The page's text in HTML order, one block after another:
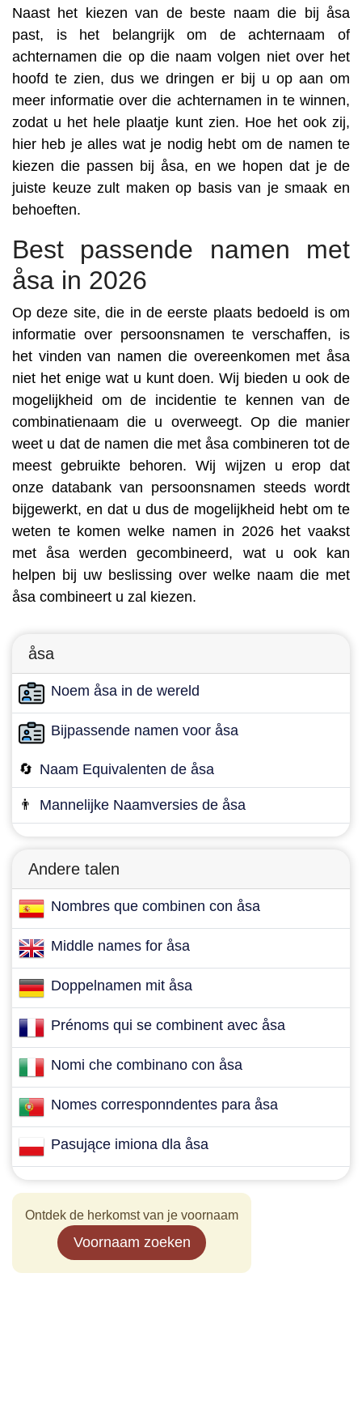
Naast het kiezen van de beste naam die bij åsa
past, is het belangrijk om de achternaam of
achternamen die op die naam volgen niet over het
hoofd te zien, dus we dringen er bij u op aan om
meer informatie over die achternamen in te winnen,
zodat u het hele plaatje kunt zien. Hoe het ook zij,
hier heb je alles wat je nodig hebt om de namen te
kiezen die passen bij åsa, en we hopen dat je de
juiste keuze zult maken op basis van je smaak en
behoeften.
Best passende namen met
åsa in 2026
Op deze site, die in de eerste plaats bedoeld is om
informatie over persoonsnamen te verschaffen, is
het vinden van namen die overeenkomen met åsa
niet het enige wat u kunt doen. Wij bieden u ook de
mogelijkheid om de incidentie te kennen van de
combinatienaam die u overweegt. Op die manier
weet u dat de namen die met åsa combineren tot de
meest gebruikte behoren. Wij wijzen u erop dat
onze databank van persoonsnamen steeds wordt
bijgewerkt, en dat u dus de mogelijkheid hebt om te
weten te komen welke namen in 2026 het vaakst
met åsa werden gecombineerd, wat u ook kan
helpen bij uw beslissing over welke naam die met
åsa combineert u zal kiezen.
åsa
Noem åsa in de wereld
Bijpassende namen voor åsa
🔄 Naam Equivalenten de åsa
👨 Mannelijke Naamversies de åsa
Andere talen
Nombres que combinen con åsa
Middle names for åsa
Doppelnamen mit åsa
Prénoms qui se combinent avec åsa
Nomi che combinano con åsa
Nomes corresponndentes para åsa
Pasujące imiona dla åsa
Ontdek de herkomst van je voornaam
Voornaam zoeken